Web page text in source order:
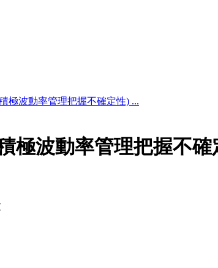
極波動率管理把握不確定性) ...
極波動率管理把握不確